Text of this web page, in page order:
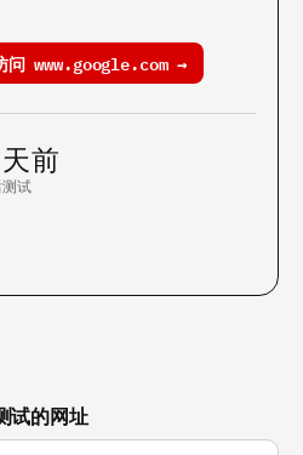
www.google.com →
天前
试
的网址